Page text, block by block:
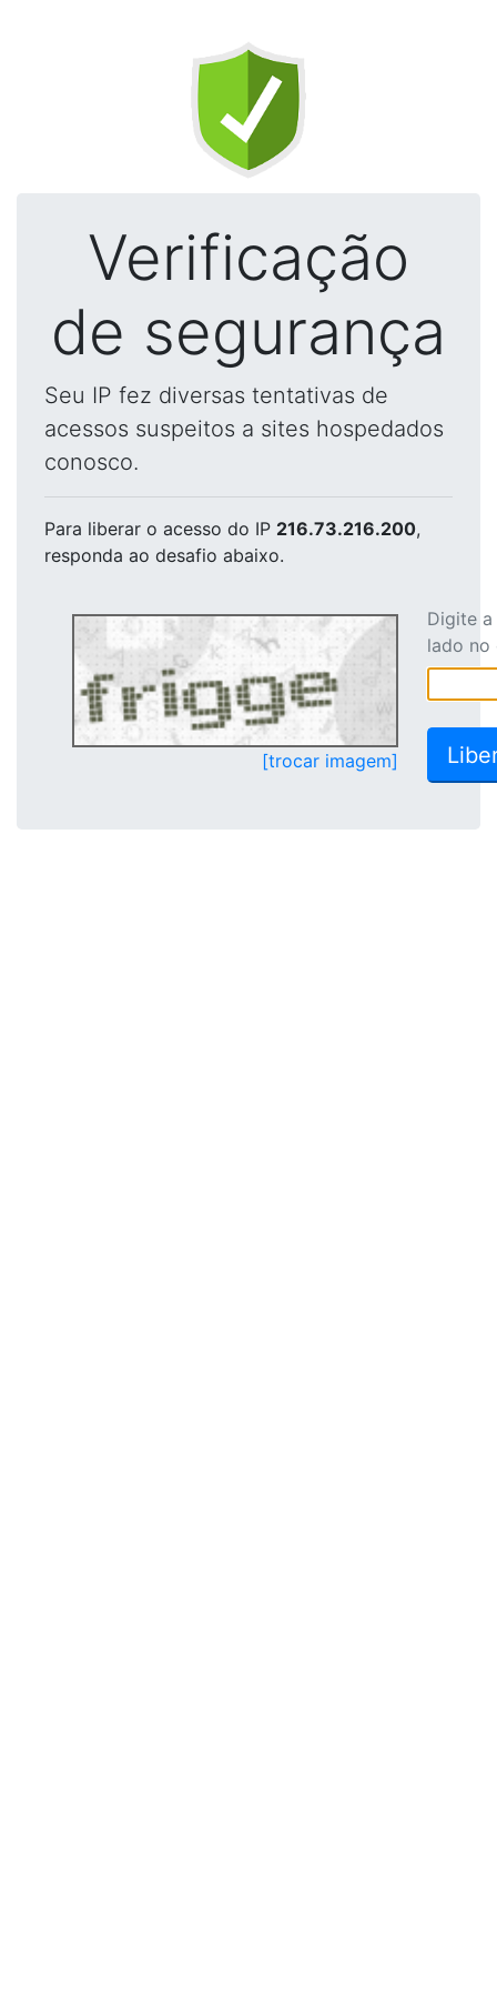
Verificação
de segurança
Seu IP fez diversas tentativas de
acessos suspeitos a sites hospedados
conosco.
Para liberar o acesso do IP 216.73.216.200,
responda ao desafio abaixo.
[trocar imagem]
Digite
lado no